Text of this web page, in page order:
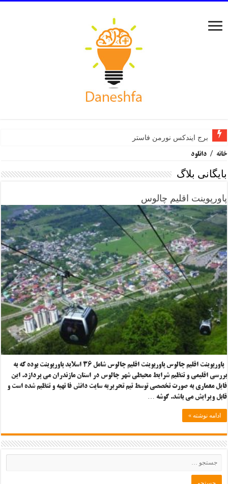
برج ایندکس نورمن فاستر
خانه / دانلود
بایگانی بلاگ
پاورپوینت اقلیم چالوس
پاورپوینت اقلیم چالوس پاورپوینت اقلیم چالوس شامل ۳۶ اسلاید پاورپوینت بوده که به
بررسی اقلیمی و تتظیم شرایط محیطی شهر چالوس در استان مازندران می پردازد. این
فایل معماری به صورت تخصصی توسط تیم تحریریه سایت دانش فا تهیه و تنظیم شده است و
قابل ویرایش می باشد. گوشه …
ادامه نوشته »